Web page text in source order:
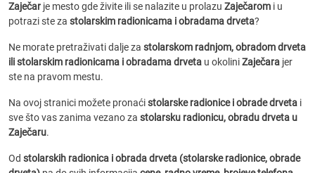
Zaječar je mesto gde živite ili se nalazite u prolazu Zaječarom i u
potrazi ste za stolarskim radionicama i obradama drveta?
Ne morate pretraživati dalje za stolarskom radnjom, obradom drveta
ili stolarskim radionicama i obradama drveta u okoliniZaječara jer
ste na pravom mestu.
Na ovoj stranici možete pronaćistolarske radionice i obrade drveta i
sve što vas zanima vezano za stolarsku radionicu, obradu drveta u
Zaječaru.
Od stolarskih radionica i obrada drveta (stolarske radionice, obrade